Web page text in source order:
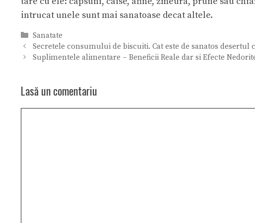
intrucat unele sunt mai sanatoase decat altele.
Categorii
Sanatate
Secretele consumului de biscuiti. Cat este de sanatos desertul
Suplimentele alimentare – Beneficii Reale dar si Efecte
Lasă un comentariu